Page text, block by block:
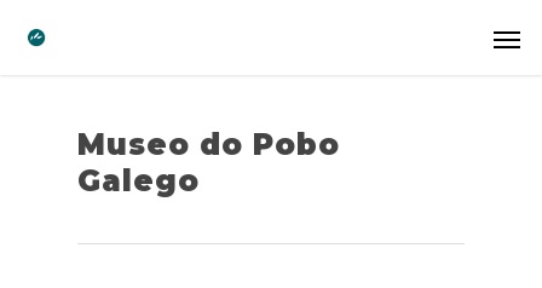
Museo do Pobo
Galego